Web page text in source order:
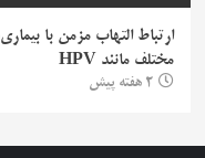
ارتباط التهاب مزمن با
مختلف مانند HPV
2 هفته پیش